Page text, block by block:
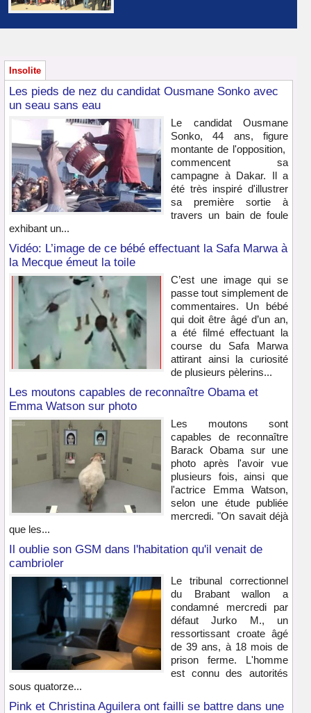
Insolite
Les pieds de nez du candidat Ousmane Sonko avec
un seau sans eau
Le candidat Ousmane
Sonko, 44 ans, figure
montante de l'opposition,
commencent sa
campagne à Dakar. Il a
été très inspiré d'illustrer
sa première sortie à
travers un bain de foule
exhibant un...
Vidéo: L’image de ce bébé effectuant la Safa Marwa à
la Mecque émeut la toile
C’est une image qui se
passe tout simplement de
commentaires. Un bébé
qui doit être âgé d’un an,
a été filmé effectuant la
course du Safa Marwa
attirant ainsi la curiosité
de plusieurs pèlerins...
Les moutons capables de reconnaître Obama et
Emma Watson sur photo
Les moutons sont
capables de reconnaître
Barack Obama sur une
photo après l'avoir vue
plusieurs fois, ainsi que
l'actrice Emma Watson,
selon une étude publiée
mercredi. "On savait déjà
que les...
Il oublie son GSM dans l'habitation qu'il venait de
cambrioler
Le tribunal correctionnel
du Brabant wallon a
condamné mercredi par
défaut Jurko M., un
ressortissant croate âgé
de 39 ans, à 18 mois de
prison ferme. L'homme
est connu des autorités
sous quatorze...
Pink et Christina Aguilera ont failli se battre dans une